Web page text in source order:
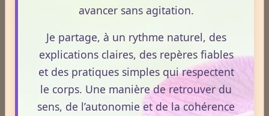
Le Sens des Maux
Le monde Merveilleux du Thé
avancer sans agitation.
Je partage, à un rythme naturel, des
explications claires, des repères fiables
et des pratiques simples qui respectent
le corps. Une manière de retrouver du
sens, de l’autonomie et de la cohérence